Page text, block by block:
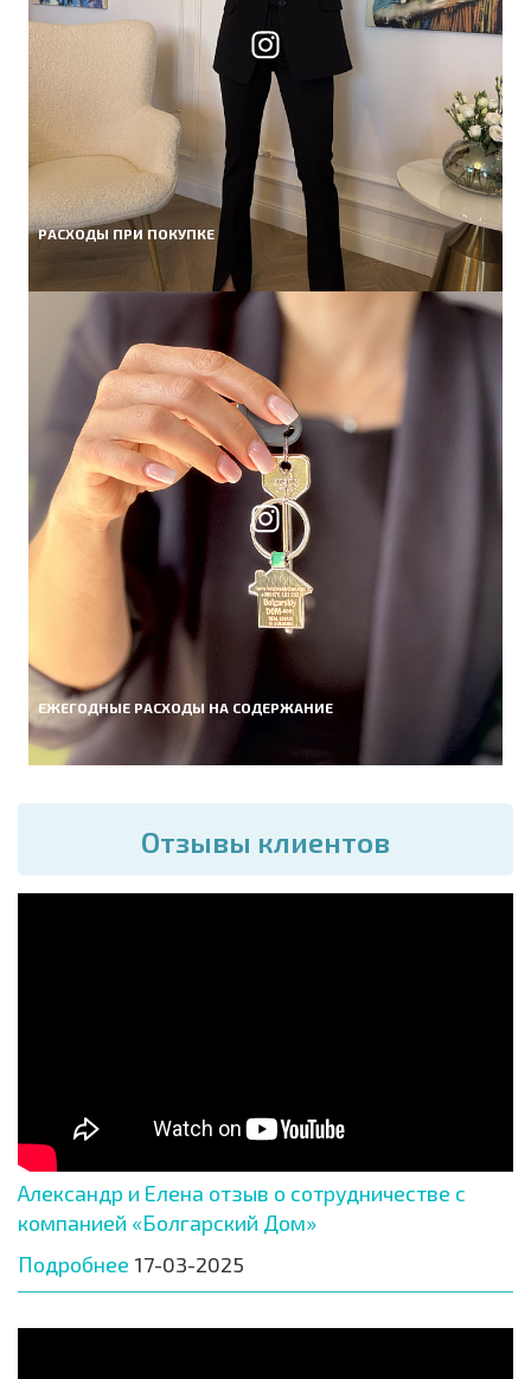
РАСХОДЫ ПРИ ПОКУПКЕ
ЕЖЕГОДНЫЕ РАСХОДЫ НА СОДЕРЖАНИЕ
Отзывы клиентов
Александр и Елена отзыв о сотрудничестве с
компанией «Болгарский Дом»
Подробнее 17-03-2025